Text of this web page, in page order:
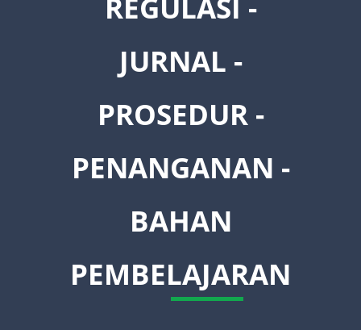
REGULASI -
JURNAL -
PROSEDUR -
PENANGANAN -
BAHAN
PEMBELAJARAN